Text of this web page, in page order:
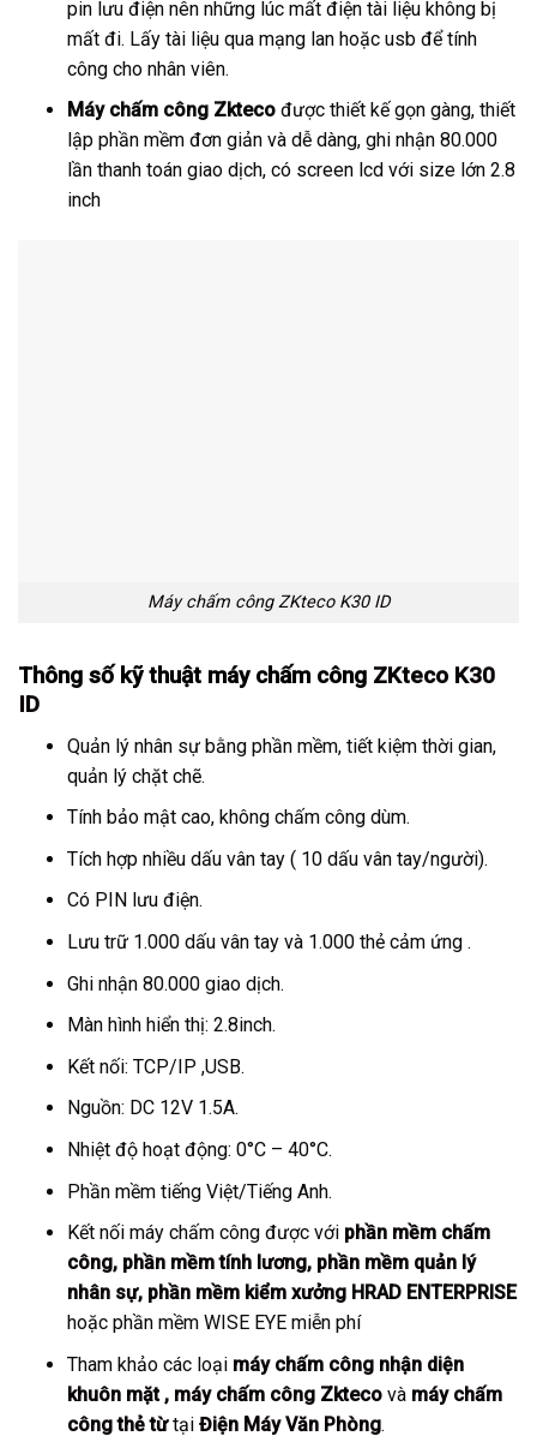
pin lưu điện nên những lúc mất điện tài liệu không bị
mất đi. Lấy tài liệu qua mạng lan hoặc usb để tính
công cho nhân viên.
Máy chấm công Zktecođược thiết kế gọn gàng, thiết
lập phần mềm đơn giản và dễ dàng, ghi nhận 80.000
lần thanh toán giao dịch, có screen lcd với size lớn 2.8
inch
Máy chấm công ZKteco K30 ID
Thông số kỹ thuật máy chấm công ZKteco K30
ID
Quản lý nhân sự bằng phần mềm, tiết kiệm thời gian,
quản lý chặt chẽ.
Tính bảo mật cao, không chấm công dùm.
Tích hợp nhiều dấu vân tay ( 10 dấu vân tay/người).
Có PIN lưu điện.
Lưu trữ 1.000 dấu vân tay và 1.000 thẻ cảm ứng .
Ghi nhận 80.000 giao dịch.
Màn hình hiển thị: 2.8inch.
Kết nối: TCP/IP ,USB.
Nguồn: DC 12V 1.5A.
Nhiệt độ hoạt động: 0°C – 40°C.
Phần mềm tiếng Việt/Tiếng Anh.
Kết nối máy chấm công được với phần mềm chấm
công, phần mềm tính lương, phần mềm quản lý
nhân sự, phần mềm kiểm xưởng HRAD ENTERPRISE
hoặc phần mềm WISE EYE miễn phí
Tham khảo các loại máy chấm công nhận diện
khuôn mặt, máy chấm công Zktecovà máy chấm
công thẻ từtại Điện Máy Văn Phòng.